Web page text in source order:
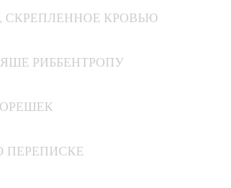
СКРЕПЛЕННОЕ КРОВЬЮ
РИББЕНТРОПУ
ПЕРЕПИСКЕ